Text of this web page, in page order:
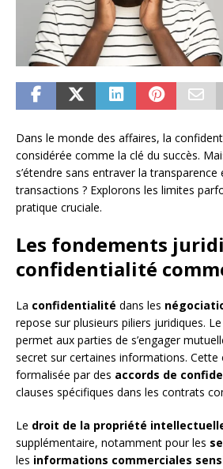
Dans le monde des affaires, la
considérée comme la clé du succès.
s’étendre sans entraver la transparence
transactions ? Explorons les limites
pratique cruciale.
Les fondements
confidentialité
La confidentialité dans les
repose sur plusieurs piliers juridiques. Le
permet aux parties de s’engager
secret sur certaines informations.
formalisée par des accords de
clauses spécifiques dans les contrats
Le droit de la propriété
supplémentaire, notamment pour les
les informations commerciales